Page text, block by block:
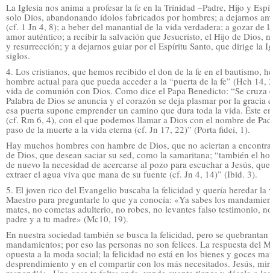
La Iglesia nos anima a profesar la fe en la Trinidad –Padre, Hijo y
solo Dios, abandonando ídolos fabricados por hombres; a dejarnos
(cf. 1 Jn 4, 8); a beber del manantial de la vida verdadera; a gozar de
amor auténtico; a recibir la salvación que Jesucristo, el Hijo de Dios,
y resurrección; y a dejarnos guiar por el Espíritu Santo, que dirige la
siglos.
4. Los cristianos, que hemos recibido el don de la fe en el bautismo,
hombre actual para que pueda acceder a la “puerta de la fe” (Hch
vida de comunión con Dios. Como dice el Papa Benedicto: “Se
Palabra de Dios se anuncia y el corazón se deja plasmar por la gracia
esa puerta supone emprender un camino que dura toda la vida. Éste
(cf. Rm 6, 4), con el que podemos llamar a Dios con el nombre de
paso de la muerte a la vida eterna (cf. Jn 17, 22)” (Porta fidei, 1).
Hay muchos hombres con hambre de Dios, que no aciertan a
de Dios, que desean saciar su sed, como la samaritana; “también el
de nuevo la necesidad de acercarse al pozo para escuchar a Jesús,
extraer el agua viva que mana de su fuente (cf. Jn 4, 14)” (Ibid. 3).
5. El joven rico del Evangelio buscaba la felicidad y quería heredar la
Maestro para preguntarle lo que ya conocía: «Ya sabes los
mates, no cometas adulterio, no robes, no levantes falso testimonio,
padre y a tu madre» (Mc10, 19).
En nuestra sociedad también se busca la felicidad, pero se
mandamientos; por eso las personas no son felices. La respuesta del
opuesta a la moda social; la felicidad no está en los bienes y goces
desprendimiento y en el compartir con los más necesitados. Jesús,